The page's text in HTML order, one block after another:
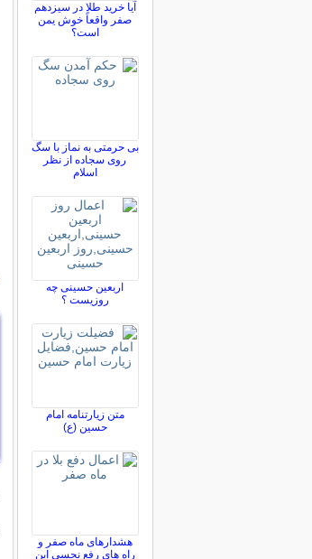
آیا خرید طلا در سیزدهم
صفر واقعاً خوش یمن
است؟
بی حرمتی به نماز با سگ
روی سجاده از نظر
اسلام
اربعین حسینی چه
روزیست ؟
متن زیارتنامه امام
حسین (ع)
هشدارهای ماه صفر و
راه های رفع نحسی این